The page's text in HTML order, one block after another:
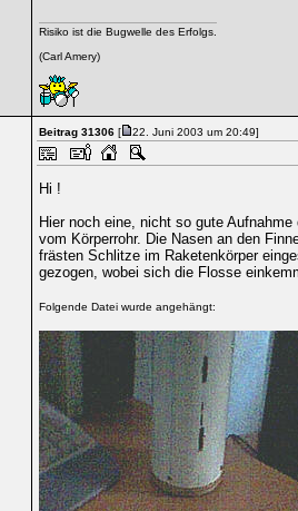
Risiko ist die Bugwelle des Erfolgs.
(Carl Amery)
Beitrag 31306[ 22. Juni 2003 um 20:49]
Hi !
Hier noch eine, nicht so gute
vom Körperrohr. Die Nasen an den
frästen Schlitze im Raketenkörper
gezogen, wobei sich die Flosse
Folgende Datei wurde angehängt: